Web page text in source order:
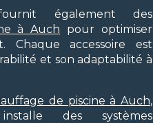
également des
à Auch pour optimiser
Chaque accessoire est
et son adaptabilité à
de piscine à Auch,
des systèmes